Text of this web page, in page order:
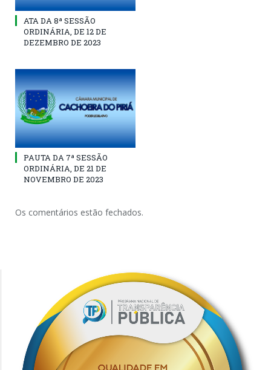
ATA DA 8ª SESSÃO
ORDINÁRIA, DE 12 DE
DEZEMBRO DE 2023
PAUTA DA 7ª SESSÃO
ORDINÁRIA, DE 21 DE
NOVEMBRO DE 2023
Os comentários estão fechados.